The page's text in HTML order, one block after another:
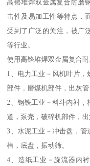
高铬堆焊双金属复合耐磨
击性及易加工性等特点，
受到了广泛的关注，被广
等行业。
使用高铬堆焊双金属复合耐
1、电力工业－风机叶片
部件，磨煤机部件，出灰
2、钢铁工业－料斗内衬
道，泵壳，破碎机部件，出
3、水泥工业－冲击盘，
槽，底盘，振动筛。
4、造纸工业－旋流器内